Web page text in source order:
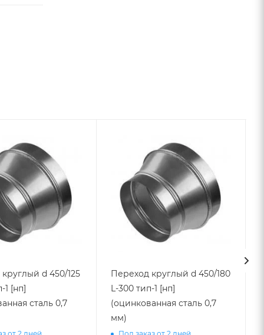
d 450/125
1 [нп]
сталь 0,7
от 2 дней
Переход круглый d 450/180
L-300 тип-1 [нп]
(оцинкованная сталь 0,7
мм)
Под заказ от 2 дней